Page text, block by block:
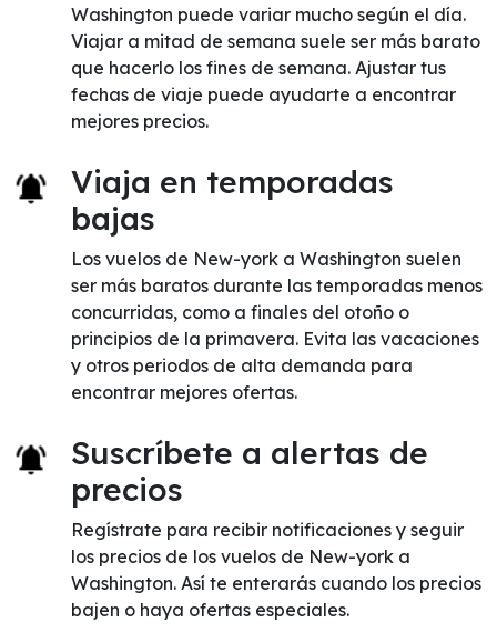
Washington puede variar mucho según el día.
Viajar a mitad de semana suele ser más barato
que hacerlo los fines de semana. Ajustar tus
fechas de viaje puede ayudarte a encontrar
mejores precios.
Viaja en temporadas
bajas
Los vuelos de New-york a Washington suelen
ser más baratos durante las temporadas menos
concurridas, como a finales del otoño o
principios de la primavera. Evita las vacaciones
y otros periodos de alta demanda para
encontrar mejores ofertas.
Suscríbete a alertas de
precios
Regístrate para recibir notificaciones y seguir
los precios de los vuelos de New-york a
Washington. Así te enterarás cuando los precios
bajen o haya ofertas especiales.